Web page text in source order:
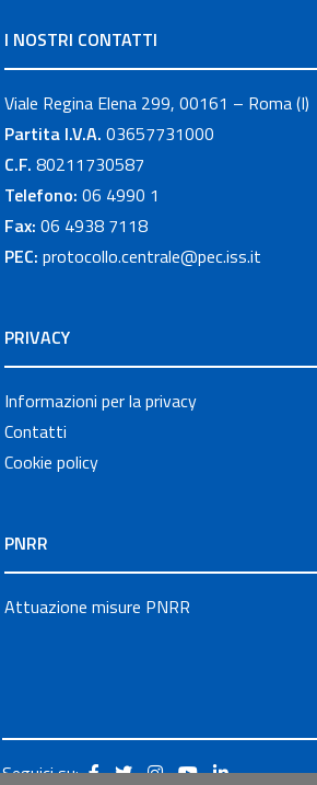
I NOSTRI CONTATTI
Viale Regina Elena 299, 00161 – Roma (I)
Partita I.V.A. 03657731000
C.F. 80211730587
Telefono: 06 4990 1
Fax: 06 4938 7118
PEC: protocollo.centrale@pec.iss.it
PRIVACY
Informazioni per la privacy
Contatti
Cookie policy
PNRR
Attuazione misure PNRR
Seguici su: